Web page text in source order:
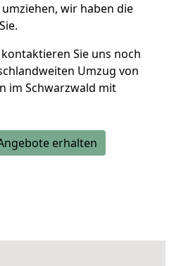
wir haben die
Sie uns noch
Umzug von
im Schwarzwald mit
erhalten